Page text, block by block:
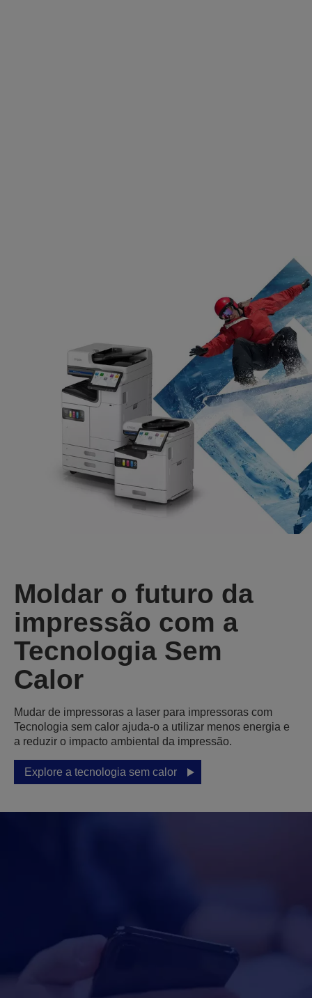
Moldar o futuro da
impressão com a
Tecnologia Sem
Calor
Mudar de impressoras a laser para impressoras com
Tecnologia sem calor ajuda-o a utilizar menos energia e
a reduzir o impacto ambiental da impressão.
Explore a tecnologia sem calor